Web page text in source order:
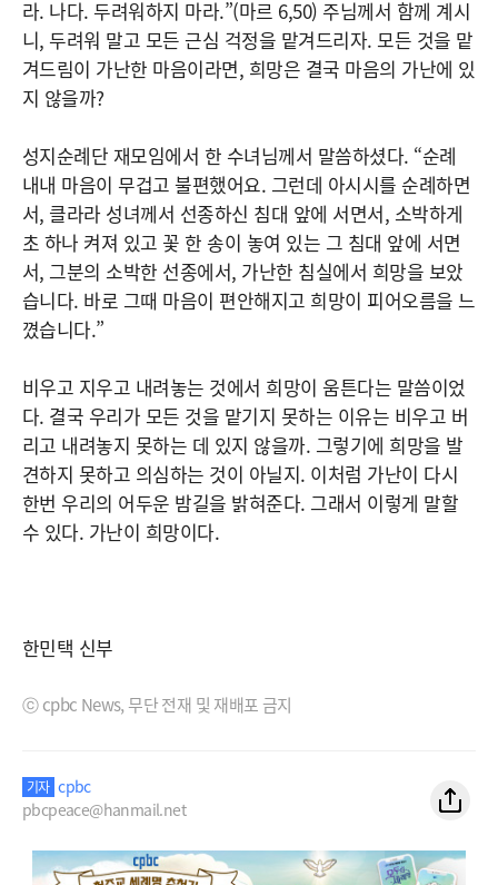
라. 나다. 두려워하지 마라.”(마르 6,50) 주님께서 함께 계시
니, 두려워 말고 모든 근심 걱정을 맡겨드리자. 모든 것을 맡
겨드림이 가난한 마음이라면, 희망은 결국 마음의 가난에 있
지 않을까?
성지순례단 재모임에서 한 수녀님께서 말씀하셨다. “순례
내내 마음이 무겁고 불편했어요. 그런데 아시시를 순례하면
서, 클라라 성녀께서 선종하신 침대 앞에 서면서, 소박하게
초 하나 켜져 있고 꽃 한 송이 놓여 있는 그 침대 앞에 서면
서, 그분의 소박한 선종에서, 가난한 침실에서 희망을 보았
습니다. 바로 그때 마음이 편안해지고 희망이 피어오름을 느
꼈습니다.”
비우고 지우고 내려놓는 것에서 희망이 움튼다는 말씀이었
다. 결국 우리가 모든 것을 맡기지 못하는 이유는 비우고 버
리고 내려놓지 못하는 데 있지 않을까. 그렇기에 희망을 발
견하지 못하고 의심하는 것이 아닐지. 이처럼 가난이 다시
한번 우리의 어두운 밤길을 밝혀준다. 그래서 이렇게 말할
수 있다. 가난이 희망이다.
한민택 신부
ⓒ cpbc News, 무단 전재 및 재배포 금지
기자 cpbc
pbcpeace@hanmail.net